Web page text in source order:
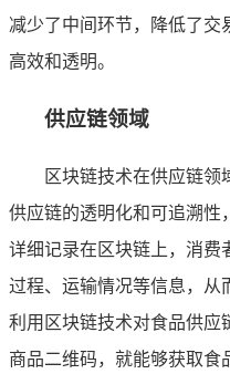
减少了中间环节，降低了交
高效和透明。
供应链领域
区块链技术在供应链领
供应链的透明化和可追溯性
详细记录在区块链上，消费
过程、运输情况等信息，从
利用区块链技术对食品供应
商品二维码，就能够获取食